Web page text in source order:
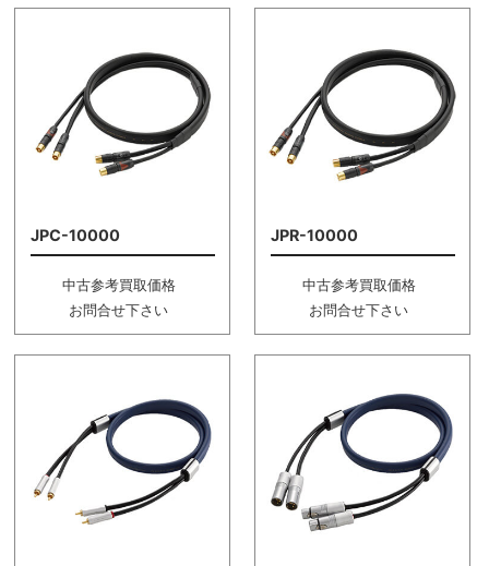
JPC-10000
中古参考買取価格
お問合せ下さい
JPR-10000
中古参考買取価格
お問合せ下さい